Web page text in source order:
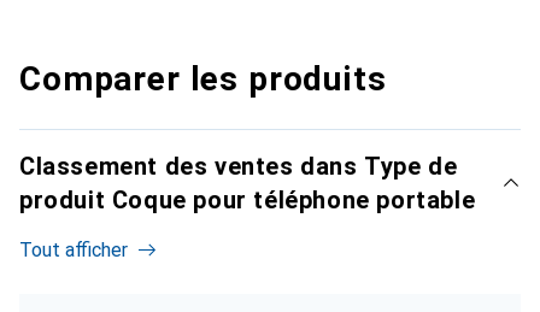
Comparer les produits
Classement des ventes dans Type de
produit Coque pour téléphone portable
Tout afficher